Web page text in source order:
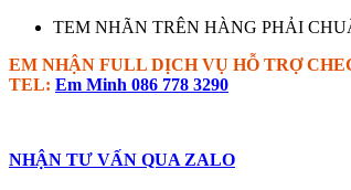
TEM NHÃN TRÊN HÀNG PHẢI
EM NHẬN FULL DỊCH VỤ HỖ TRỢ
TEL: Em Minh 086 778 3290
NHẬN TƯ VẤN QUA ZALO